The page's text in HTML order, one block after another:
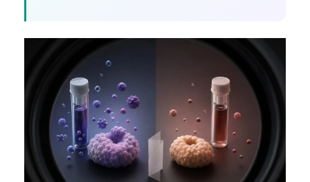
سنڌي
සිංහල
অসমীয়া
Galego
Latviešu valoda
Македонски јазик
Euskara